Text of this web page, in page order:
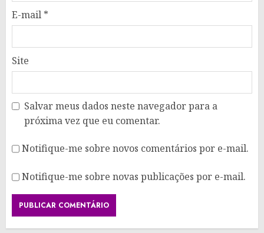
E-mail *
Site
Salvar meus dados neste navegador para a
próxima vez que eu comentar.
Notifique-me sobre novos comentários por e-mail.
Notifique-me sobre novas publicações por e-mail.